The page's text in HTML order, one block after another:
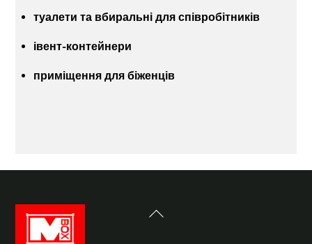
туалети та вбиральні для співробітників
івент-контейнери
приміщення для біженців
Back